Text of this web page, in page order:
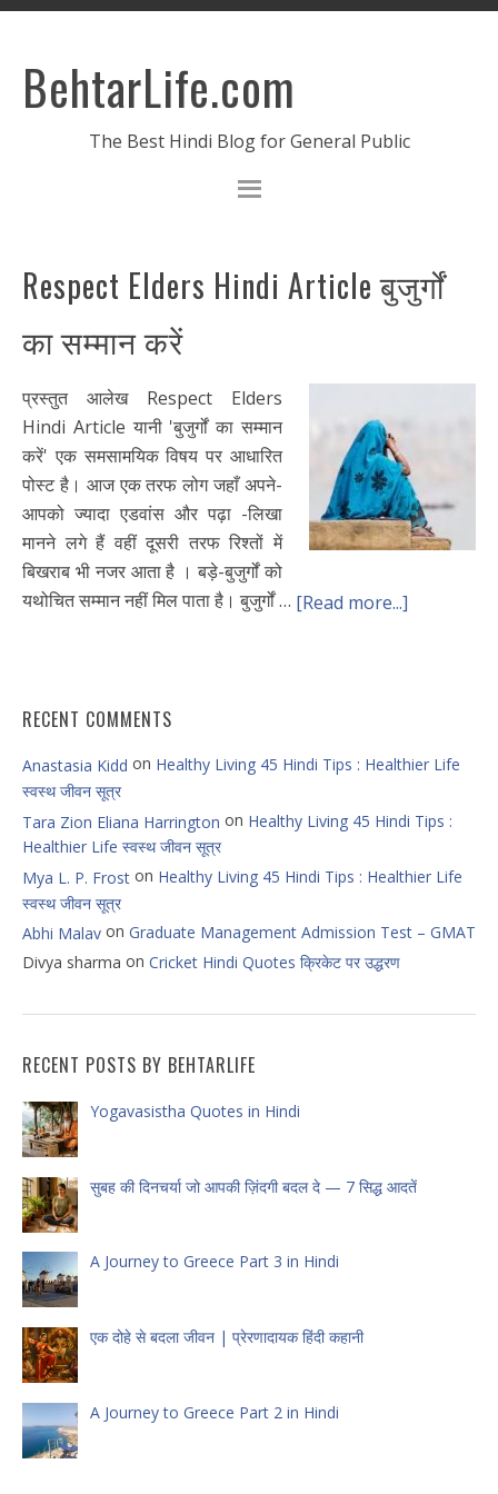
BehtarLife.com
The Best Hindi Blog for General Public
Respect Elders Hindi Article बुजुर्गों
का सम्मान करें
प्रस्तुत आलेख Respect Elders
Hindi Article यानी 'बुजुर्गों का सम्मान
करें' एक समसामयिक विषय पर आधारित
पोस्ट है। आज एक तरफ लोग जहाँ अपने-
आपको ज्यादा एडवांस और पढ़ा -लिखा
मानने लगे हैं वहीं दूसरी तरफ रिश्तों में
बिखराब भी नजर आता है । बड़े-बुजुर्गों को
यथोचित सम्मान नहीं मिल पाता है। बुजुर्गों … [Read more...]
RECENT COMMENTS
Anastasia Kidd on Healthy Living 45 Hindi Tips : Healthier Life
स्वस्थ जीवन सूत्र
Tara Zion Eliana Harrington on Healthy Living 45 Hindi Tips :
Healthier Life स्वस्थ जीवन सूत्र
Mya L. P. Frost on Healthy Living 45 Hindi Tips : Healthier Life
स्वस्थ जीवन सूत्र
Abhi Malav on Graduate Management Admission Test – GMAT
Divya sharma on Cricket Hindi Quotes क्रिकेट पर उद्धरण
RECENT POSTS BY BEHTARLIFE
Yogavasistha Quotes in Hindi
सुबह की दिनचर्या जो आपकी ज़िंदगी बदल दे — 7 सिद्ध आदतें
A Journey to Greece Part 3 in Hindi
एक दोहे से बदला जीवन | प्रेरणादायक हिंदी कहानी
A Journey to Greece Part 2 in Hindi